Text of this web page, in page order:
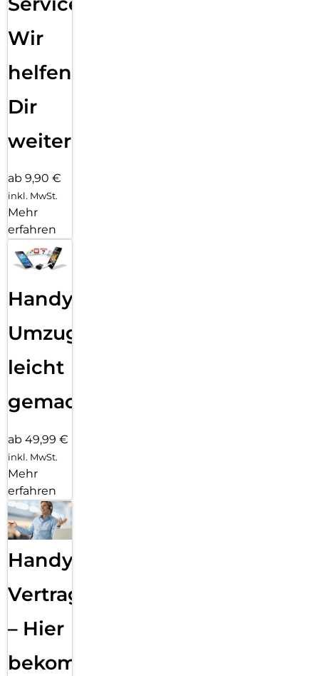
Wir
helfen
Dir
weiter
ab 9,90 €
inkl. MwSt.
Mehr
erfahren
Handy
Umzug
leicht
gemacht!
ab 49,99 €
inkl. MwSt.
Mehr
erfahren
Handy
Vertragsabwicklung
– Hier
bekommst